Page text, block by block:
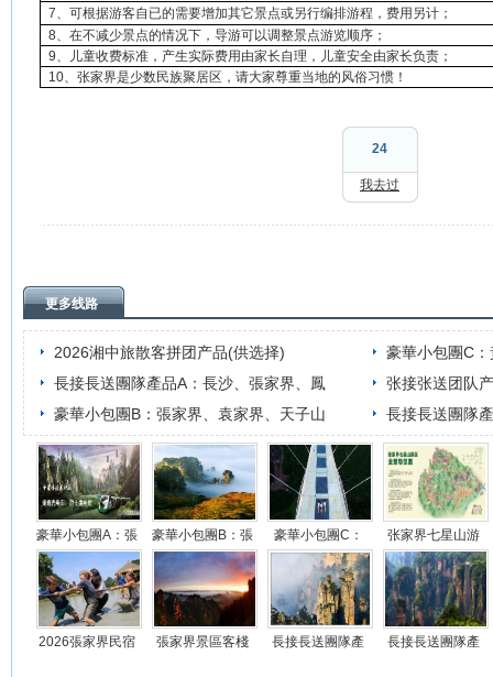
7、可根据游客自已的需要增加其它景点或另行编排游程，费用另计；
8、在不减少景点的情况下，导游可以调整景点游览顺序；
9、儿童收费标准，产生实际费用由家长自理，儿童安全由家长负责；
10、张家界是少数民族聚居区，请大家尊重当地的风俗习惯！
24
我去过
更多线路
2026湘中旅散客拼团产品(供选择)
豪華小包團C
長接長送團隊產品A：長沙、張家界、鳳
张接张送团队
豪華小包團B：張家界、袁家界、天子山
長接長送團隊
豪華小包團A：張
家界、袁家界、
豪華小包團B：張
家界、袁家界、
豪華小包團C：
黃獅寨、袁家
界、
张家界七星山游
览行程安排
2026張家界民宿
張家界景區客棧
長接長送團隊產
長接長送團隊產